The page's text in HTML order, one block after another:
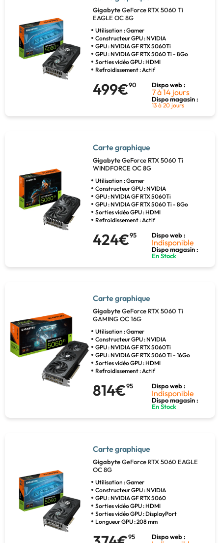
GigabyteGeForce RTX 5060 Ti
EAGLE OC 8G
Utilisation : Gamer
Constructeur GPU : NVIDIA
GPU : NVIDIA GF RTX 5060Ti
GPU : NVIDIA GF RTX 5060 Ti - 8Go
Sorties vidéo GPU : HDMI
Refroidissement : Actif
499€90 Dispo web :
7 à 14 jours
Dispo magasin :
13 à 20 jours
Carte graphique
GigabyteGeForce RTX 5060 Ti
WINDFORCE OC 8G
Utilisation : Gamer
Constructeur GPU : NVIDIA
GPU : NVIDIA GF RTX 5060Ti
GPU : NVIDIA GF RTX 5060 Ti - 8Go
Sorties vidéo GPU : HDMI
Refroidissement : Actif
424€95 Dispo web :
Indisponible
Dispo magasin :
En Stock
Carte graphique
GigabyteGeForce RTX 5060 Ti
GAMING OC 16G
Utilisation : Gamer
Constructeur GPU : NVIDIA
GPU : NVIDIA GF RTX 5060Ti
GPU : NVIDIA GF RTX 5060 Ti - 16Go
Sorties vidéo GPU : HDMI
Refroidissement : Actif
814€95 Dispo web :
Indisponible
Dispo magasin :
En Stock
Carte graphique
GigabyteGeForce RTX 5060 EAGLE
OC 8G
Utilisation : Gamer
Constructeur GPU : NVIDIA
GPU : NVIDIA GF RTX 5060
Sorties vidéo GPU : HDMI
Sorties vidéo GPU : DisplayPort
Longueur GPU : 208 mm
95 Dispo web :